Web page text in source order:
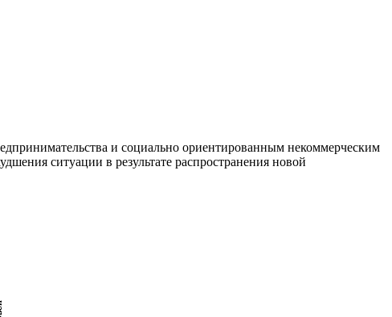
и социально ориентированным некоммерческим
ситуации в результате распространения новой